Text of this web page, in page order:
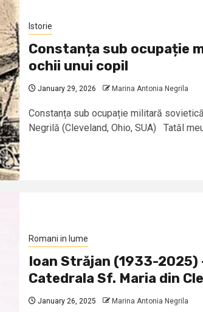
Istorie
Constanța sub ocupație
ochii unui copil
January 29, 2026 Marina Antonia Negrila
Constanța sub ocupație militară
Negrilă (Cleveland, Ohio, SUA) Tatăl
Romani in lume
Ioan Străjan (1933-2025)
Catedrala Sf. Maria din
January 26, 2025 Marina Antonia Negrila